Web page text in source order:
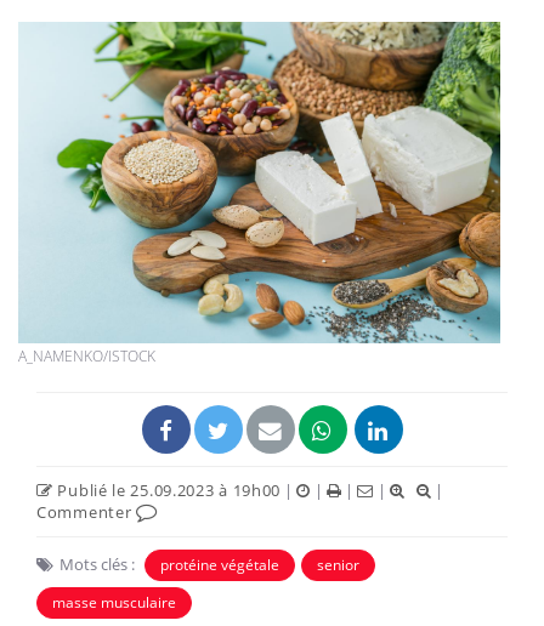
A_NAMENKO/ISTOCK
Publié le 25.09.2023 à 19h00 | | | |
|
Commenter
Mots clés : protéine végétale
senior
masse musculaire